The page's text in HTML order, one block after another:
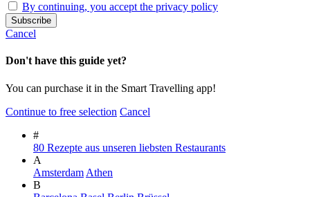
By continuing, you accept the privacy policy
Cancel
Don't have this guide yet?
You can purchase it in the Smart Travelling app!
Continue to free selection Cancel
#
80 Rezepte aus unseren liebsten Restaurants
A
Amsterdam Athen
B